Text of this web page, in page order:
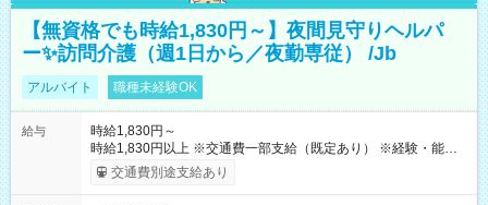
【無資格でも時給1,830円～】夜間見守りヘルパ
ー✨訪問介護（週1日から／夜勤専従） /Jb
アルバイト 職種未経験OK
給与
時給1,830円～
時給1,830円以上 ※交通費一部支給（既定あり） ※経験・能力を
考慮して決定します 【収入例】 週1回勤務の場合：1,830円×8時
間×4回=5万8,560円 週3回勤務の場合：1,830円×8時間×12回
交通費別途支給あり